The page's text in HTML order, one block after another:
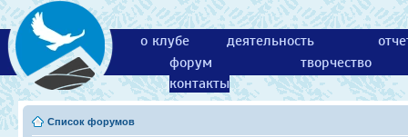
о клубе деятельность
форум
творчество
контакты
Список форумов